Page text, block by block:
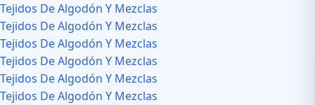
Tejidos De Algodón Y Mezclas
Tejidos De Algodón Y Mezclas
Tejidos De Algodón Y Mezclas
Tejidos De Algodón Y Mezclas
Tejidos De Algodón Y Mezclas
Tejidos De Algodón Y Mezclas